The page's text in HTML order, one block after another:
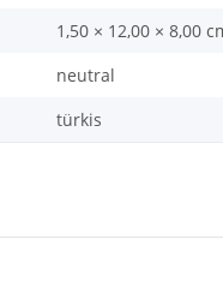
1,50 × 12,00 × 8,00
neutral
türkis